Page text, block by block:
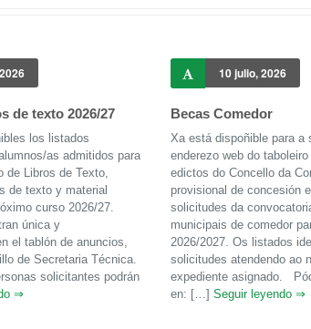
de texto 2026/27
los listados
as admitidos para
de Libros de Texto,
de texto y material
curso 2026/27.
única y
el tablón de anuncios,
de Secretaria Técnica.
solicitantes podrán
⇒
10 julio, 2026
Becas Comedor
Xa está dispoñible para a
enderezo web do
edictos do Concello da
provisional de concesión
solicitudes da
municipais de comedor
2026/2027. Os listados
solicitudes atendendo ao
expediente asignado.
en: […]Seguir leyendo ⇒